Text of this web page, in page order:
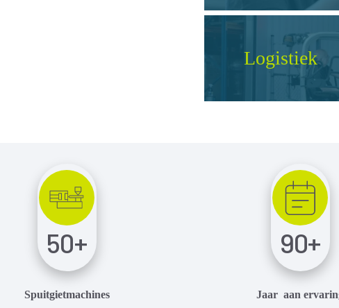
Logistiek
50+
Spuitgietmachines
90+
Jaar aan